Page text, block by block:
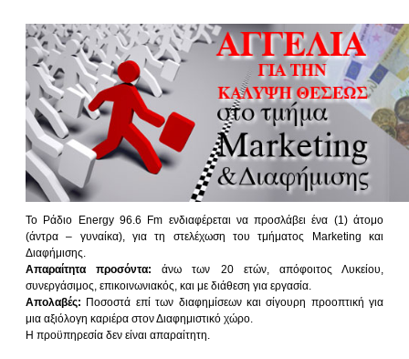
Το Ράδιο Energy 96.6 Fm ενδιαφέρεται να προσλάβει ένα (1) άτομο
(άντρα – γυναίκα), για τη στελέχωση του τμήματος Marketing και
Διαφήμισης.
Απαραίτητα προσόντα: άνω των 20 ετών, απόφοιτος Λυκείου,
συνεργάσιμος, επικοινωνιακός, και με διάθεση για εργασία.
Απολαβές: Ποσοστά επί των διαφημίσεων και σίγουρη προοπτική για
μια αξιόλογη καριέρα στον Διαφημιστικό χώρο.
Η προϋπηρεσία δεν είναι απαραίτητη.